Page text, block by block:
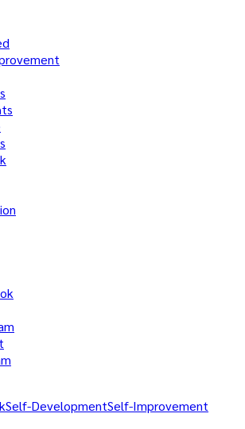
Self-DevelopmentSelf-Improvement